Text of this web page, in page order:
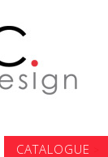
CATALOGUE